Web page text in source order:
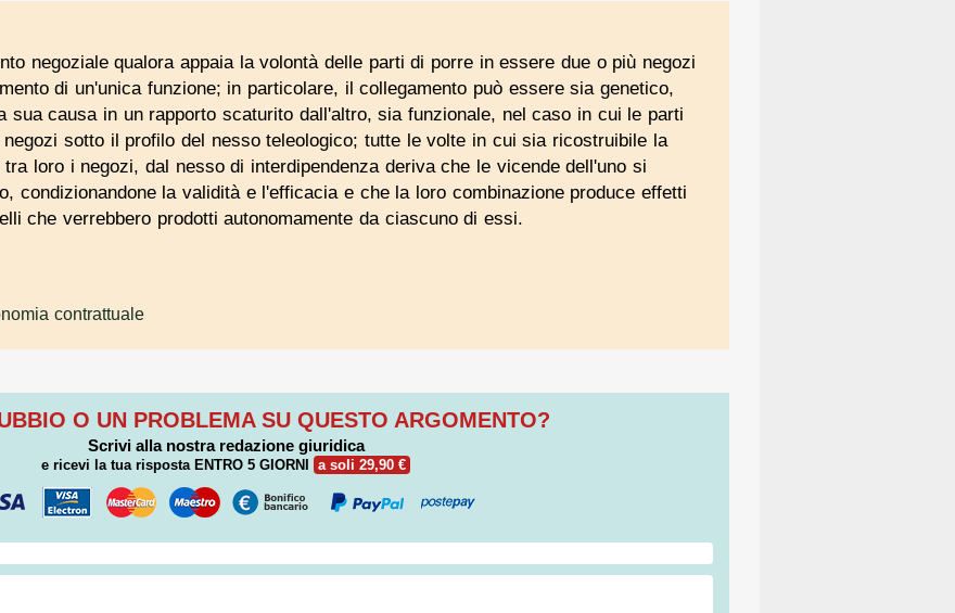
negoziale qualora appaia la volontà delle parti di porre in essere due o più negozi
di un'unica funzione; in particolare, il collegamento può essere sia genetico,
sua causa in un rapporto scaturito dall'altro, sia funzionale, nel caso in cui le parti
sotto il profilo del nesso teleologico; tutte le volte in cui sia ricostruibile la
loro i negozi, dal nesso di interdipendenza deriva che le vicende dell'uno si
condizionandone la validità e l'efficacia e che la loro combinazione produce effetti
che verrebbero prodotti autonomamente da ciascuno di essi.
contrattuale
O UN PROBLEMA SU QUESTO ARGOMENTO?
Scrivi alla nostra redazione giuridica
e ricevi la tua risposta ENTRO 5 GIORNI a soli 29,90 €